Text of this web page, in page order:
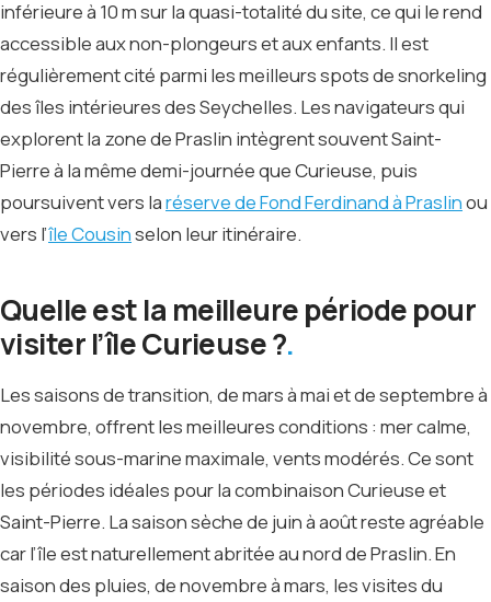
inférieure à 10 m sur la quasi-totalité du site, ce qui le rend
accessible aux non-plongeurs et aux enfants. Il est
régulièrement cité parmi les meilleurs spots de snorkeling
des îles intérieures des Seychelles. Les navigateurs qui
explorent la zone de Praslin intègrent souvent Saint-
Pierre à la même demi-journée que Curieuse, puis
poursuivent vers laréserve de Fond Ferdinand à Praslinou
vers l’île Cousinselon leur itinéraire.
Quelle est la meilleure période pour
visiter l’île Curieuse ?
Les saisons de transition, de mars à mai et de septembre à
novembre, offrent les meilleures conditions : mer calme,
visibilité sous-marine maximale, vents modérés. Ce sont
les périodes idéales pour la combinaison Curieuse et
Saint-Pierre. La saison sèche de juin à août reste agréable
car l’île est naturellement abritée au nord de Praslin. En
saison des pluies, de novembre à mars, les visites du